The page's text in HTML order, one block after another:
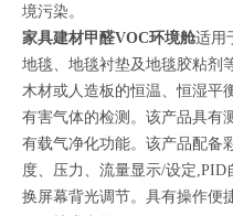
境污染。
家具建材甲醛VOC环境舱适用
地毯、地毯衬垫及地毯胶粘剂
木材或人造板的恒温、恒湿平
有害气体的检测。该产品具有
有载气净化功能。该产品配备
度、压力、流量显示/设定
换屏幕背光调节。具有操作便